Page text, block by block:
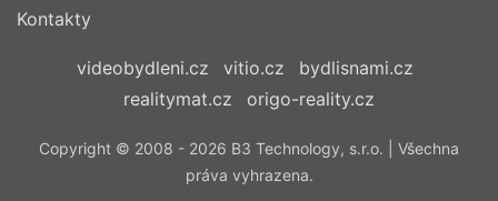
Kontakty
videobydleni.cz vitio.cz
bydlisnami.cz
realitymat.cz
origo-reality.cz
Copyright © 2008 - 2026 B3 Technology, s.r.o. | Všechna
práva vyhrazena.